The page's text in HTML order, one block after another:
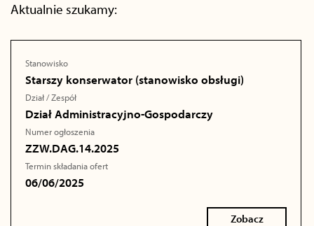
Aktualnie szukamy:
Stanowisko
Starszy konserwator (stanowisko obsługi)
Dział / Zespół
Dział Administracyjno-Gospodarczy
Numer ogłoszenia
ZZW.DAG.14.2025
Termin składania ofert
06/06/2025
Zobacz